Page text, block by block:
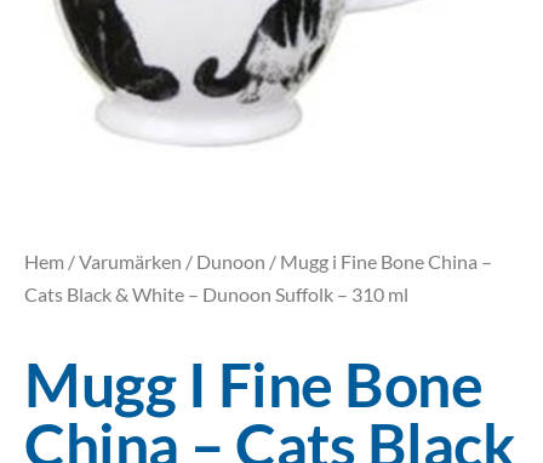
Hem /Varumärken / Dunoon / Mugg i Fine Bone China –
Cats Black & White – Dunoon Suffolk – 310 ml
Mugg I Fine Bone
China – Cats Black